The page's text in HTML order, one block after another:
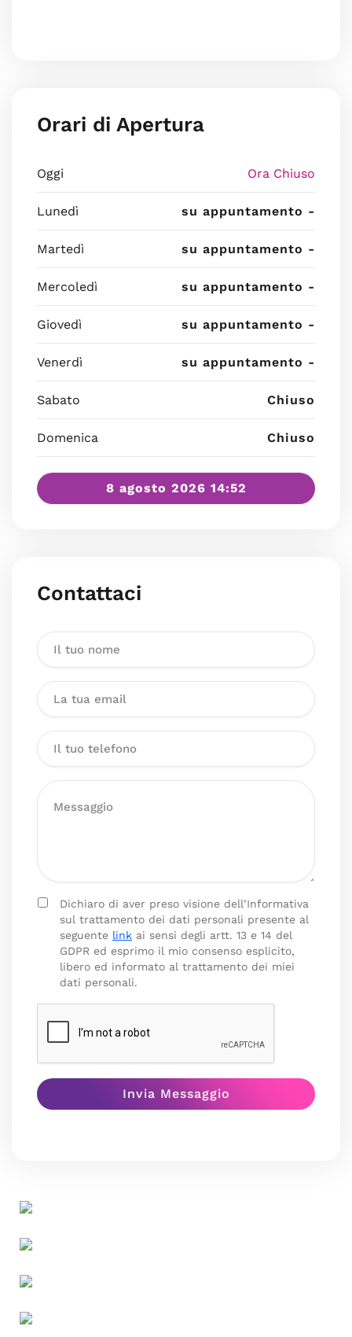
Orari di Apertura
Oggi Ora Chiuso
Lunedì su appuntamento -
Martedì su appuntamento -
Mercoledì su appuntamento -
Giovedì su appuntamento -
Venerdì su appuntamento -
Sabato Chiuso
Domenica Chiuso
8 agosto 2026 14:52
Contattaci
Dichiaro di aver preso visione dell’Informativa
sul trattamento dei dati personali presente al
seguente link ai sensi degli artt. 13 e 14 del
GDPR ed esprimo il mio consenso esplicito,
libero ed informato al trattamento dei miei
dati personali.